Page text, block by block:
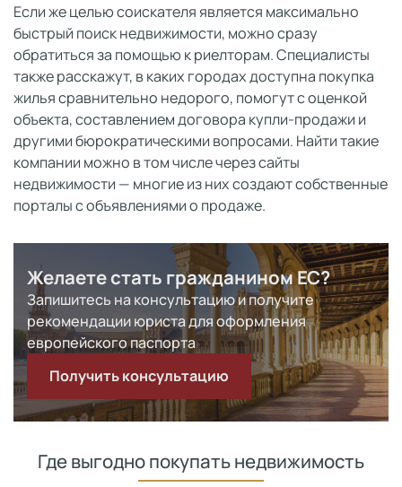
Если же целью соискателя является максимально
быстрый поиск недвижимости, можно сразу
обратиться за помощью к риелторам. Специалисты
также расскажут, в каких городах доступна покупка
жилья сравнительно недорого, помогут с оценкой
объекта, составлением договора купли-продажи и
другими бюрократическими вопросами. Найти такие
компании можно в том числе через сайты
недвижимости — многие из них создают собственные
порталы с объявлениями о продаже.
Желаете стать гражданином ЕС?
Запишитесь на консультацию и получите
рекомендации юриста для оформления
европейского паспорта
Получить консультацию
Где выгодно покупать недвижимость